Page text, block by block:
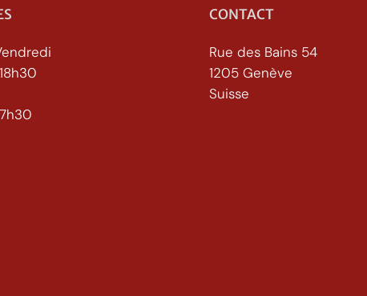
CONTACT
Rue des Bains 54
1205 Genève
Suisse